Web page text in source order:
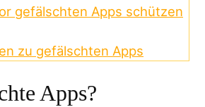
gefälschten Apps schützen
zu gefälschten Apps
Apps?